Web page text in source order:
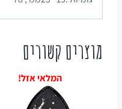
מוצרים קשורים